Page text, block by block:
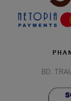
BD.